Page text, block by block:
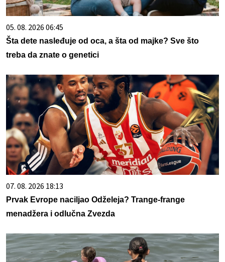
05. 08. 2026 06:45
Šta dete nasleđuje od oca, a šta od majke? Sve što
treba da znate o genetici
07. 08. 2026 18:13
Prvak Evrope naciljao Odželeja? Trange-frange
menadžera i odlučna Zvezda